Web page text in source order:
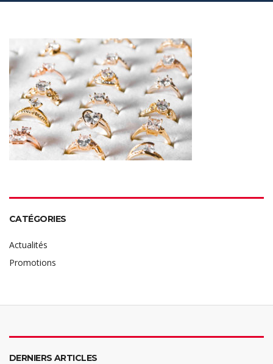
CATÉGORIES
Actualités
Promotions
DERNIERS ARTICLES